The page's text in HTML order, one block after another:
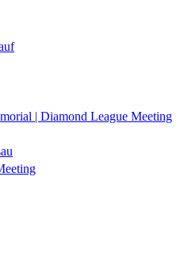
| Diamond League Meeting